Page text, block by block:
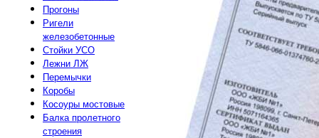
Прогоны
Ригели
железобетонные
Стойки УСО
Лежни ЛЖ
Перемычки
Коробы
Косоуры мостовые
Балка пролетного
строения